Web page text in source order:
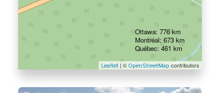
Leaflet| © OpenStreetMap contributors
Ottawa: 776 km
Montréal: 673 km
Québec: 461 km